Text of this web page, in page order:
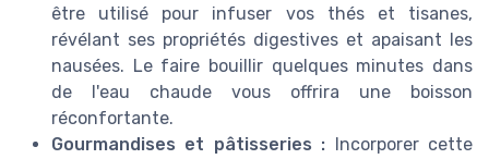
être utilisé pour infuser vos thés et tisanes,
révélant ses propriétés digestives et apaisant les
nausées. Le faire bouillir quelques minutes dans
de l'eau chaude vous offrira une boisson
réconfortante.
Gourmandises et pâtisseries : Incorporer cette